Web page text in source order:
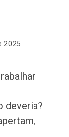
2025
deveria?